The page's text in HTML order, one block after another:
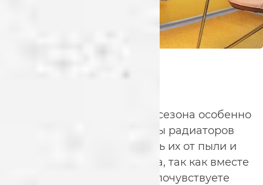
С началом отопительного сезона особенно
остро стоит вопрос чистоты радиаторов
отопления. Лучше очистить их от пыли и
загрязнений до его начала, так как вместе
с включенным теплом вы почувствуете